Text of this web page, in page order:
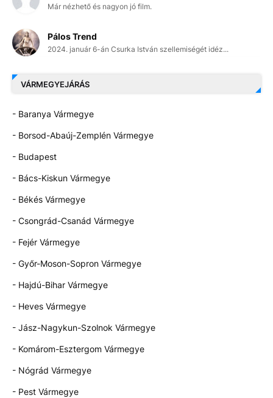
Már nézhető és nagyon jó film.
Pálos Trend
2024. január 6-án Csurka István szellemiségét idéz...
VÁRMEGYEJÁRÁS
- Baranya Vármegye
- Borsod-Abaúj-Zemplén Vármegye
- Budapest
- Bács-Kiskun Vármegye
- Békés Vármegye
- Csongrád-Csanád Vármegye
- Fejér Vármegye
- Győr-Moson-Sopron Vármegye
- Hajdú-Bihar Vármegye
- Heves Vármegye
- Jász-Nagykun-Szolnok Vármegye
- Komárom-Esztergom Vármegye
- Nógrád Vármegye
- Pest Vármegye